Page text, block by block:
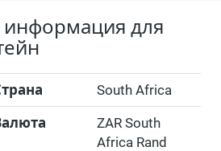
для
South Africa
ZAR South
Africa Rand